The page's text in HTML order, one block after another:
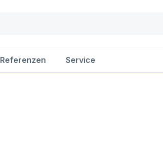
Referenzen Service